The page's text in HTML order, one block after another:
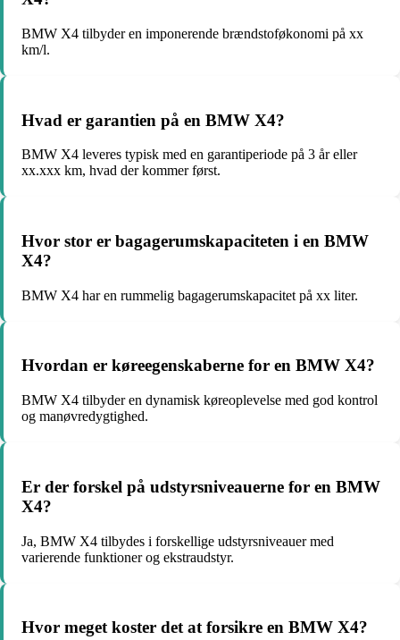
BMW X4 tilbyder en imponerende brændstoføkonomi på xx
km/l.
Hvad er garantien på en BMW X4?
BMW X4 leveres typisk med en garantiperiode på 3 år eller
xx.xxx km, hvad der kommer først.
Hvor stor er bagagerumskapaciteten i en BMW
X4?
BMW X4 har en rummelig bagagerumskapacitet på xx liter.
Hvordan er køreegenskaberne for en BMW X4?
BMW X4 tilbyder en dynamisk køreoplevelse med god kontrol
og manøvredygtighed.
Er der forskel på udstyrsniveauerne for en BMW
X4?
Ja, BMW X4 tilbydes i forskellige udstyrsniveauer med
varierende funktioner og ekstraudstyr.
Hvor meget koster det at forsikre en BMW X4?